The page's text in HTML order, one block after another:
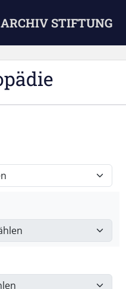
STIFTUNG